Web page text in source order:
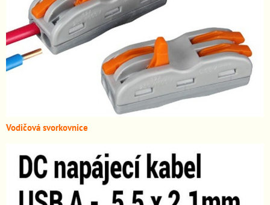
Vodičová svorkovnice